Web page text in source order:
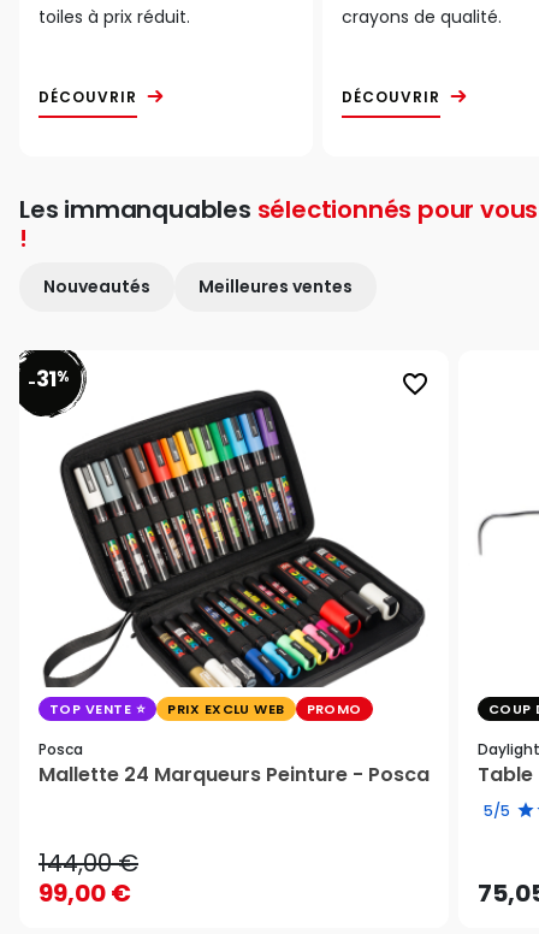
toiles à prix réduit.
DÉCOUVRIR
crayons de qualité.
DÉCOUVRIR
Les immanquables sélectionnés pour vous
!
Nouveautés Meilleures ventes
favorite_border
-31%
TOP VENTE PRIX EXCLU WEB PROMO
Posca
Mallette 24 Marqueurs Peinture - Posca
144,00 €
99,00 €
COUP
Daylight
Table
5/5